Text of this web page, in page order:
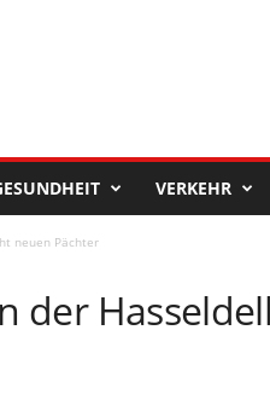
VERKEHR
neuen Pächter
der